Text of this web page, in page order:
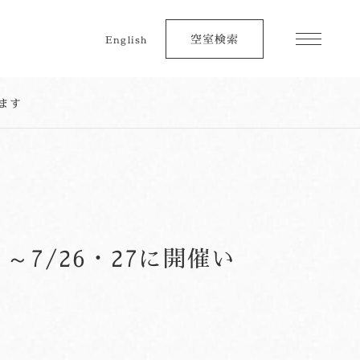
English 空室検索
す
～7/26・27に開催い